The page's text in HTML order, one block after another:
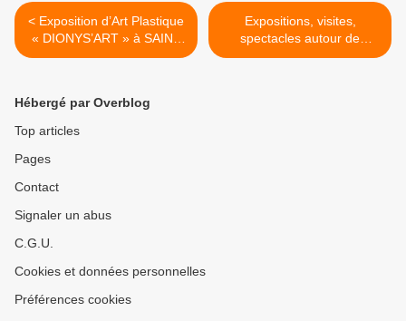
< Exposition d’Art Plastique
« DIONYS’ART » à SAINT
DENIS EN VAL (Loiret)
Expositions, visites,
spectacles autour de
Jeanne d'Arc à Orléans >
Hébergé par Overblog
Top articles
Pages
Contact
Signaler un abus
C.G.U.
Cookies et données personnelles
Préférences cookies